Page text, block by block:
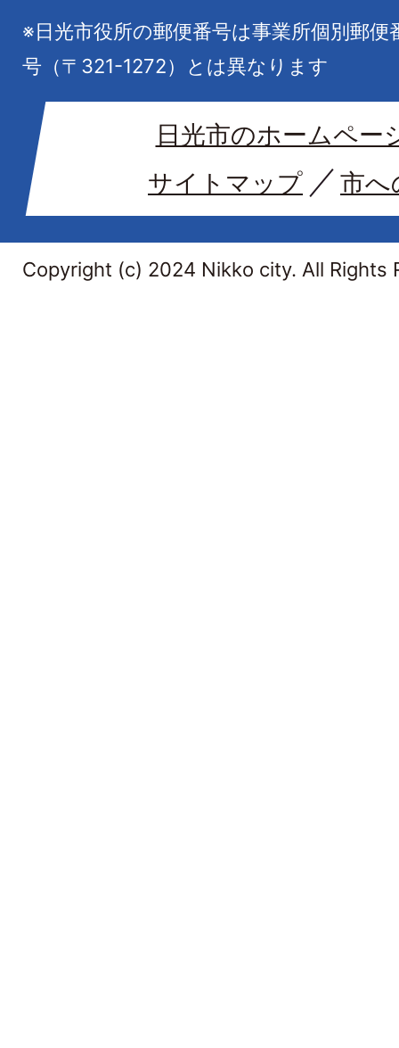
※日光市役所の郵便番号は事業所個別郵
号（〒321-1272）とは異なります
日光市のホームペー
サイトマップ
市へ
Copyright (c) 2024 Nikko city. All Rights